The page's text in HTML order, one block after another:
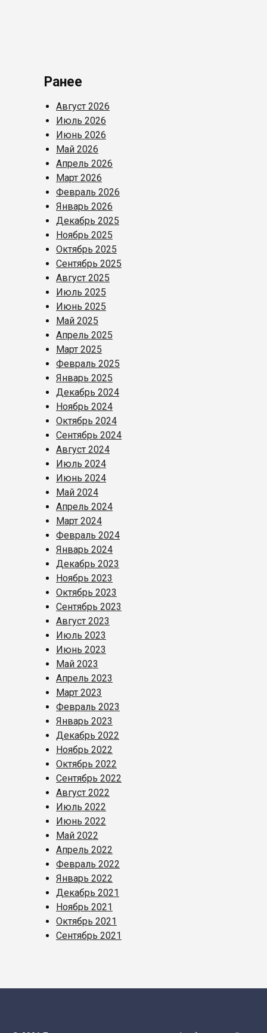
Ранее
Август 2026
Июль 2026
Июнь 2026
Май 2026
Апрель 2026
Март 2026
Февраль 2026
Январь 2026
Декабрь 2025
Ноябрь 2025
Октябрь 2025
Сентябрь 2025
Август 2025
Июль 2025
Июнь 2025
Май 2025
Апрель 2025
Март 2025
Февраль 2025
Январь 2025
Декабрь 2024
Ноябрь 2024
Октябрь 2024
Сентябрь 2024
Август 2024
Июль 2024
Июнь 2024
Май 2024
Апрель 2024
Март 2024
Февраль 2024
Январь 2024
Декабрь 2023
Ноябрь 2023
Октябрь 2023
Сентябрь 2023
Август 2023
Июль 2023
Июнь 2023
Май 2023
Апрель 2023
Март 2023
Февраль 2023
Январь 2023
Декабрь 2022
Ноябрь 2022
Октябрь 2022
Сентябрь 2022
Август 2022
Июль 2022
Июнь 2022
Май 2022
Апрель 2022
Февраль 2022
Январь 2022
Декабрь 2021
Ноябрь 2021
Октябрь 2021
Сентябрь 2021